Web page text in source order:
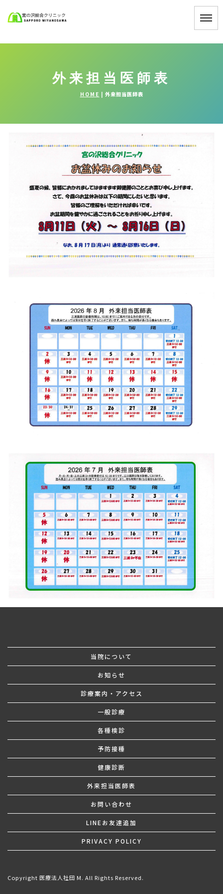
外来担当医師表
HOME | 外来担当医師表
当院について
お知らせ
診療案内・アクセス
一般診療
各種検診
予防接種
健康診断
外来担当医師表
お問い合わせ
LINEお友達追加
PRIVACY POLICY
Copyright 医療法人社団 M. All Rights Reserved.